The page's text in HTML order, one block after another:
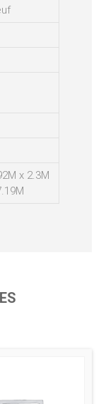
x 2.3M